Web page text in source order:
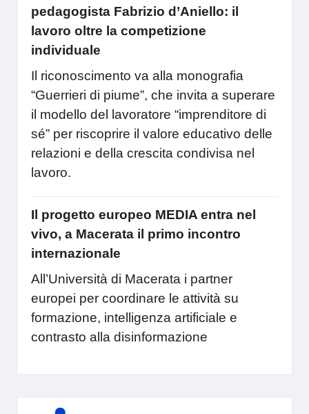
pedagogista Fabrizio d’Aniello: il
lavoro oltre la competizione
individuale
Il riconoscimento va alla monografia
“Guerrieri di piume”, che invita a superare
il modello del lavoratore “imprenditore di
sé” per riscoprire il valore educativo delle
relazioni e della crescita condivisa nel
lavoro.
Il progetto europeo MEDIA entra nel
vivo, a Macerata il primo incontro
internazionale
All’Università di Macerata i partner
europei per coordinare le attività su
formazione, intelligenza artificiale e
contrasto alla disinformazione